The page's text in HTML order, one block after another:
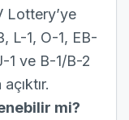
Lottery’ye
L-1, O-1, EB-
1 ve B-1/B-2
mi?